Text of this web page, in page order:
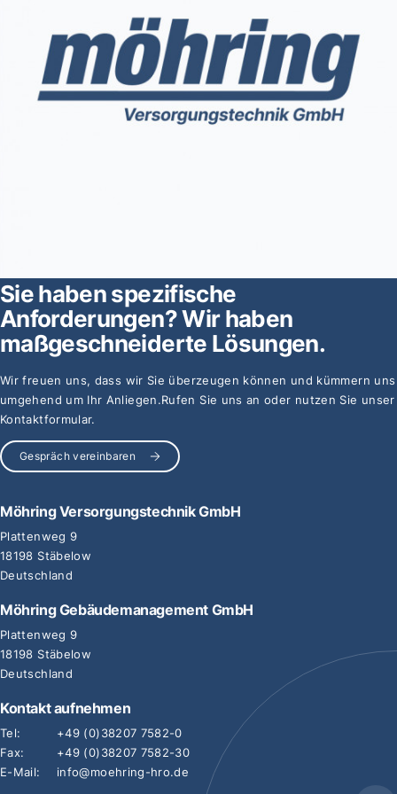
Sie haben spezifische
Anforderungen?Wir haben
maßgeschneiderte Lösungen.
Wir freuen uns, dass wir Sie überzeugen können und kümmern uns
umgehend um Ihr Anliegen.Rufen Sie uns an oder nutzen Sie unser
Kontaktformular.
Gespräch vereinbaren
Möhring Versorgungstechnik GmbH
Plattenweg 9
18198 Stäbelow
Deutschland
Möhring Gebäudemanagement GmbH
Plattenweg 9
18198 Stäbelow
Deutschland
Kontakt aufnehmen
Tel:
+49 (0)38207 7582-0
Fax:
+49 (0)38207 7582-30
E-Mail:
info@moehring-hro.de